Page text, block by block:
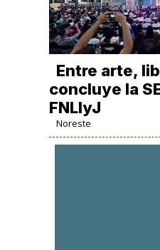
Entre arte,
concluye la
FNLIyJ
Noreste